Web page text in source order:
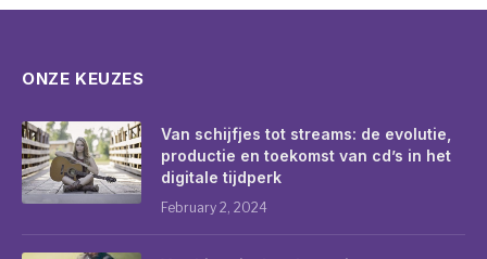
ONZE KEUZES
Van schijfjes tot streams: de evolutie,
productie en toekomst van cd’s in het
digitale tijdperk
February 2, 2024